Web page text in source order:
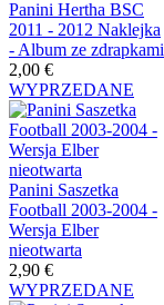
Panini Hertha BSC
2011 - 2012 Naklejka
- Album ze zdrapkami
2,00 €
WYPRZEDANE
Panini Saszetka
Football 2003-2004 -
Wersja Elber
nieotwarta
2,90 €
WYPRZEDANE